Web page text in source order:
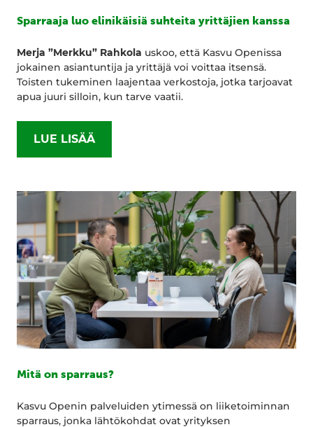
Sparraaja luo elinikäisiä suhteita yrittäjien kanssa
Merja ”Merkku” Rahkola uskoo, että Kasvu Openissa
jokainen asiantuntija ja yrittäjä voi voittaa itsensä.
Toisten tukeminen laajentaa verkostoja, jotka tarjoavat
apua juuri silloin, kun tarve vaatii.
LUE LISÄÄ
Mitä on sparraus?
Kasvu Openin palveluiden ytimessä on liiketoiminnan
sparraus, jonka lähtökohdat ovat yrityksen